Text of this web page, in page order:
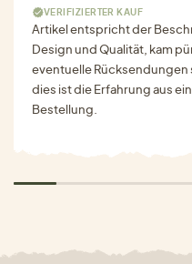
VERIFIZIERTER KAUF
Artikel entspricht der
Design und Qualität, kam
eventuelle
dies ist die Erfahrung aus
Bestellung.